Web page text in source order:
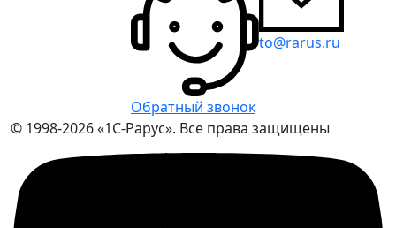
Обратный звонок
to@rarus.ru
© 1998-2026 «1С-Рарус». Все права защищены